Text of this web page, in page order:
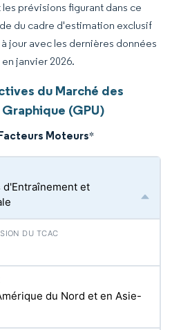
prévisions figurant dans ce
du cadre d'estimation exclusif
jour avec les dernières données
janvier 2026.
du Marché des
(GPU)
Moteurs*
d'Entraînement et
du Nord et en Asie-